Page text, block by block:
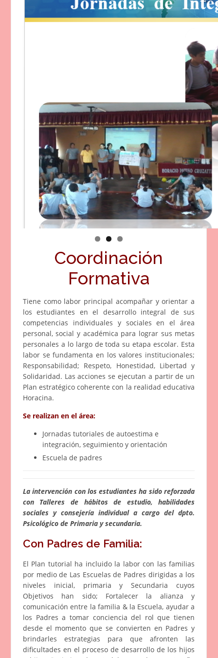
Coordinación
Formativa
Tiene como labor principal acompañar y orientar a
los estudiantes en el desarrollo integral de sus
competencias individuales y sociales en el área
personal, social y académica para lograr sus metas
personales a lo largo de toda su etapa escolar. Esta
labor se fundamenta en los valores institucionales;
Responsabilidad; Respeto, Honestidad, Libertad y
Solidaridad. Las acciones se ejecutan a partir de un
Plan estratégico coherente con la realidad educativa
Horacina.
Se realizan en el área:
Jornadas tutoriales de autoestima e
integración, seguimiento y orientación
Escuela de padres
La intervención con los estudiantes ha sido reforzada
con Talleres de hábitos de estudio, habilidades
sociales y consejería individual a cargo del dpto.
Psicológico de Primaria y secundaria.
Con Padres de Familia:
El Plan tutorial ha incluido la labor con las familias
por medio de Las Escuelas de Padres dirigidas a los
niveles inicial, primaria y Secundaria cuyos
Objetivos han sido; Fortalecer la alianza y
comunicación entre la familia & la Escuela, ayudar a
los Padres a tomar conciencia del rol que tienen
desde el momento que se convierten en Padres y
brindarles estrategias para que afronten las
dificultades en el proceso de desarrollo de los hijos